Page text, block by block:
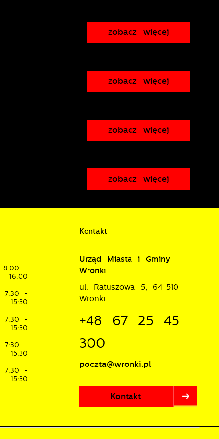
zobacz więcej
zobacz więcej
zobacz więcej
zobacz więcej
8:00 -
16:00
7:30 -
15:30
7:30 -
15:30
7:30 -
15:30
7:30 -
15:30
Kontakt
Urząd Miasta i Gminy
Wronki
ul. Ratuszowa 5, 64-510
Wronki
+48 67 25 45
300
poczta@wronki.pl
Kontakt